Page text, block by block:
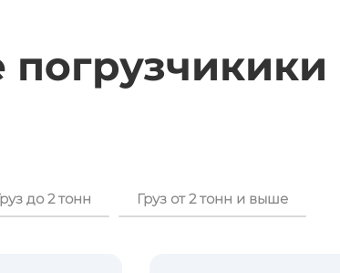
до 2 тонн Груз от 2 тонн и выше